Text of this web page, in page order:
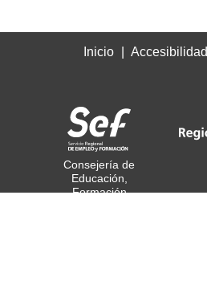
Inicio Accesibilidad
Consejería de
Educación,
Formación